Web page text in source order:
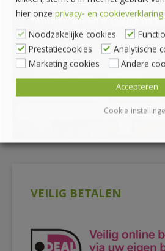
*Afhalen alleen mogelijk na
webshop
VEILIG BETALEN
hier onze privacy- en cookieverklaring.
Noodzakelijke cookies
Prestatiecookies
Analytische
Marketing cookies
Andere
Cookie
Accepteren